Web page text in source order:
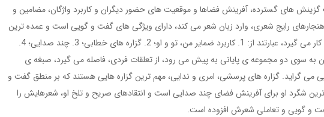
های گسترده، آفرینش فضاها و موقعیت های حضور دیگران و کاربرد واژگان، مضامین و
هنجارهای رایج شعری، وارد زبان شعر می کند، دارای ویژگی های گفت و گویی است و عمده ترین
شگردهایی که فروغ برای فضاسازی گفت و گو به کار می گیرد، عبارتند از: 1. کاربرد ضمایر من، تو و او؛ 2. گزاره های خطابی؛ 3. چند صدایی؛ 4.
به سوی دو مجموعه ی پایانی به پیش می رود، از تعلقات فردی، فاصله می گیرد، صبغه ی
گراید. گزاره های پرسشی، امری و ندایی، مهم ترین گزاره هایی هستند که بر منطق گفت و
ترین شگرد او برای آفرینش فضای چند صدایی است و انتقادهای صریح و تلخ او، شعرهایش را
و گویی و تعاملی شعرش افزوده است.